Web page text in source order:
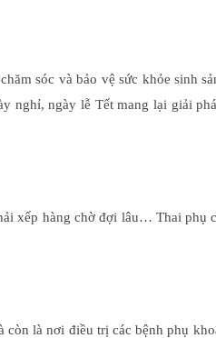
sóc và bảo vệ sức khỏe sinh
nghỉ, ngày lễ Tết mang lại giải
xếp hàng chờ đợi lâu… Thai phụ
là nơi điều trị các bệnh phụ